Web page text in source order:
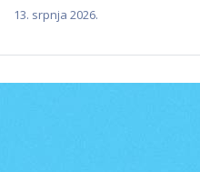
13. srpnja 2026.